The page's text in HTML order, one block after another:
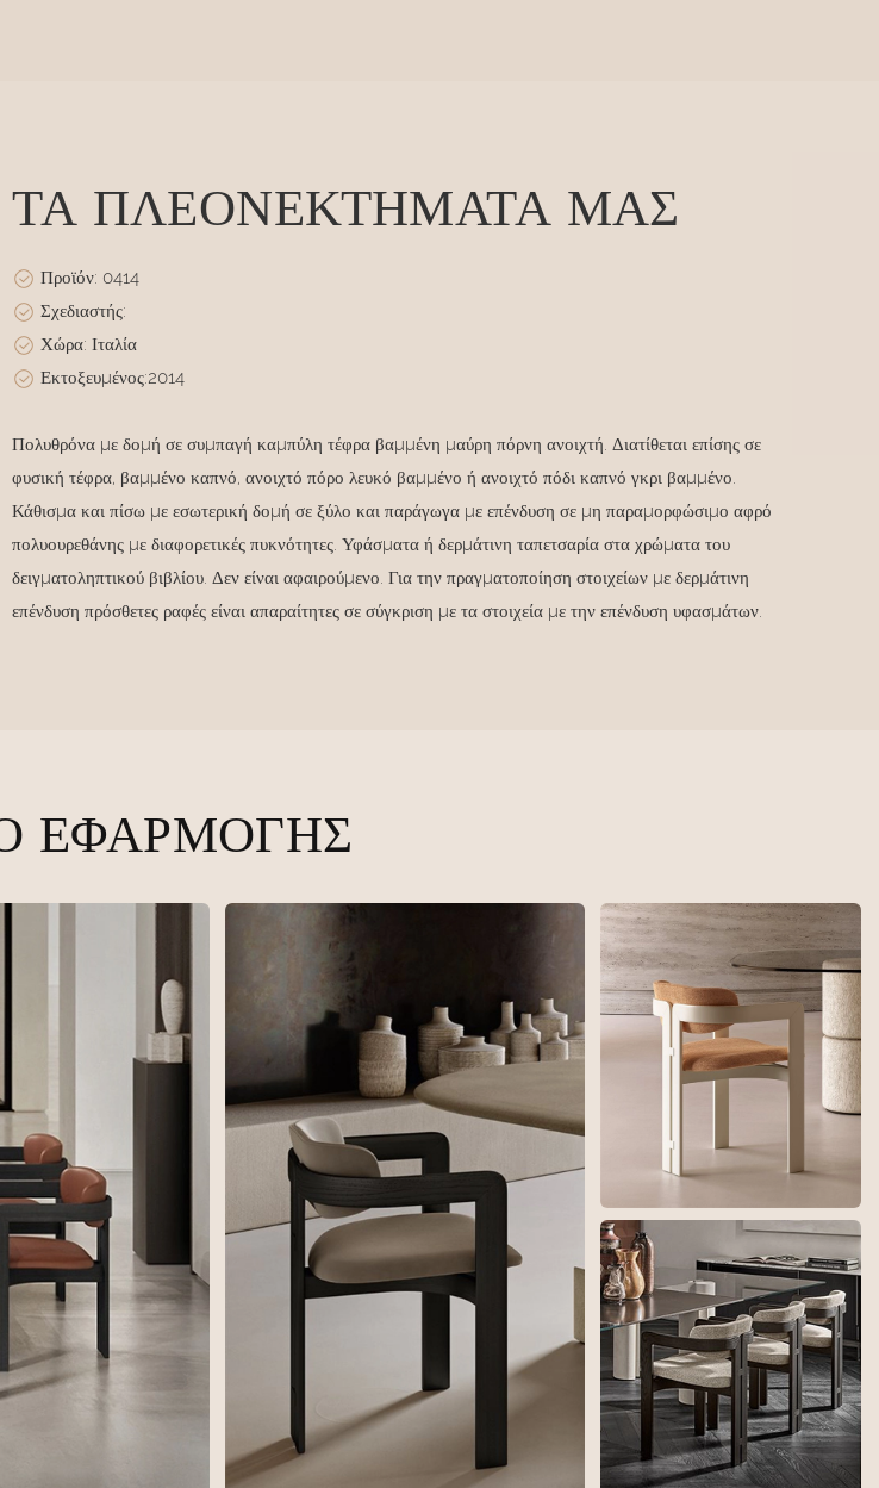
ΤΑ ΠΛΕΟΝΕΚΤΉΜΑΤΆ ΜΑΣ
Προϊόν: 0414
Σχεδιαστής:
Χώρα: Ιταλία
Εκτοξευμένος:2014
Πολυθρόνα με δομή σε συμπαγή καμπύλη τέφρα βαμμένη μαύρη πόρνη ανοιχτή. Διατίθεται επίσης σε
φυσική τέφρα, βαμμένο καπνό, ανοιχτό πόρο λευκό βαμμένο ή ανοιχτό πόδι καπνό γκρι βαμμένο.
Κάθισμα και πίσω με εσωτερική δομή σε ξύλο και παράγωγα με επένδυση σε μη παραμορφώσιμο αφρό
πολυουρεθάνης με διαφορετικές πυκνότητες. Υφάσματα ή δερμάτινη ταπετσαρία στα χρώματα του
δειγματοληπτικού βιβλίου. Δεν είναι αφαιρούμενο. Για την πραγματοποίηση στοιχείων με δερμάτινη
επένδυση πρόσθετες ραφές είναι απαραίτητες σε σύγκριση με τα στοιχεία με την επένδυση υφασμάτων.
ΕΦΑΡΜΟΓΉΣ